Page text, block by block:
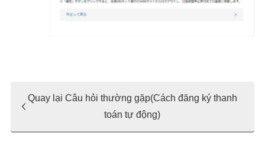
Quay lại Câu hỏi thường gặp(Cách đăng ký thanh
toán tự động)